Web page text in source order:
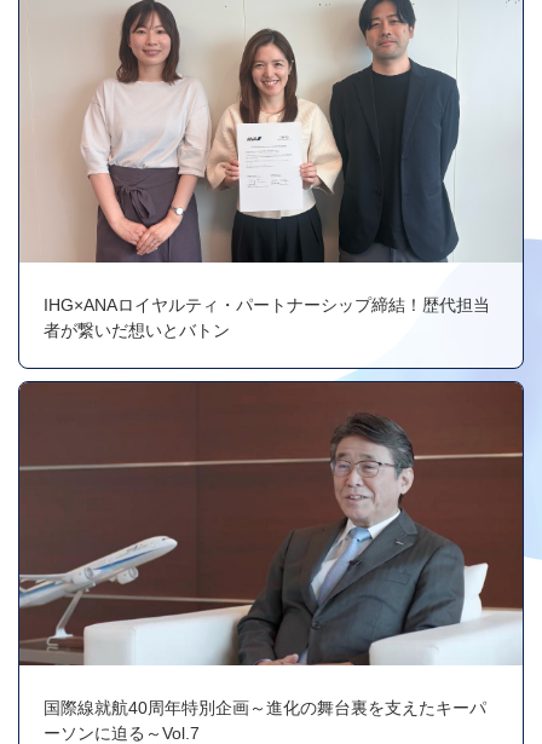
IHG×ANAロイヤルティ・パートナーシップ締結！歴代担当
者が繋いだ想いとバトン
国際線就航40周年特別企画～進化の舞台裏を支えたキーパ
ーソンに迫る～Vol.7